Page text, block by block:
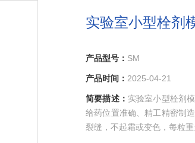
实验室小型栓剂
产品型号： SM
产品时间： 2025-04-21
简要描述： 实验室小型栓剂
给药位置准确、精工精密制
裂缝，不起霜或变色，每粒